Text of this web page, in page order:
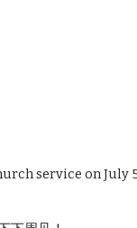
service on July